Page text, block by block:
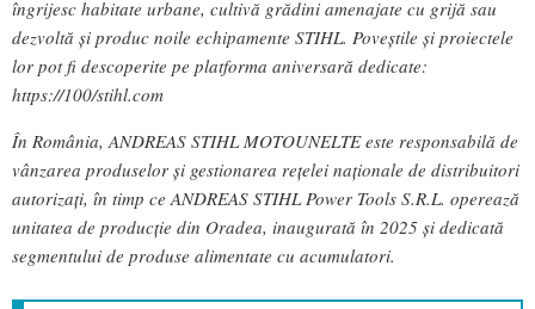
îngrijesc habitate urbane, cultivă grădini amenajate cu grijă sau
dezvoltă și produc noile echipamente STIHL. Poveștile și proiectele
lor pot fi descoperite pe platforma aniversară dedicate:
https://100/stihl.com
În România, ANDREAS STIHL MOTOUNELTE este responsabilă de
vânzarea produselor și gestionarea rețelei naționale de distribuitori
autorizați, în timp ce ANDREAS STIHL Power Tools S.R.L. operează
unitatea de producție din Oradea, inaugurată în 2025 și dedicată
segmentului de produse alimentate cu acumulatori.